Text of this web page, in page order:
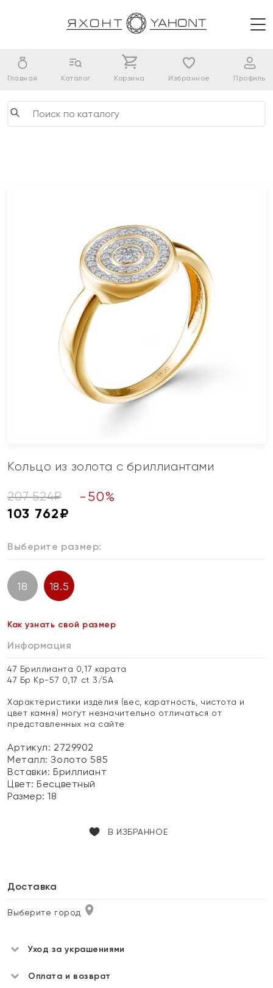
Главная Каталог Корзина Избранное Профиль
Кольцо из золота с бриллиантами
207 524₽ - 50%
103 762₽
Выберите размер:
18 18.5
Как узнать свой размер
Информация
47 Бриллианта 0,17 карата
47 Бр Кр-57 0,17 ct 3/5А
Характеристики изделия (вес, каратность, чистота и
цвет камня) могут незначительно отличаться от
представленных на сайте
Артикул: 2729902
Металл:Золото 585
Вставки:Бриллиант
Цвет:Бесцветный
Размер:18
В ИЗБРАННОЕ
Доставка
Выберите город
Уход за украшениями
Оплата и возврат